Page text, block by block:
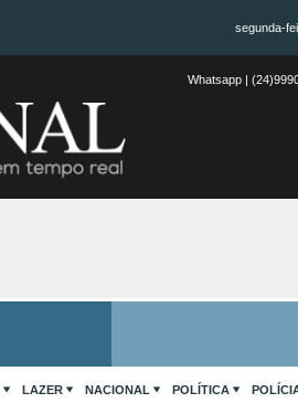
segunda-
Whatsapp |
LAZER NACIONAL POLÍTICA